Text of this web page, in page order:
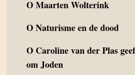
OMaarten Wolterink
ONaturisme en de dood
O Caroline van der Plas
om Joden